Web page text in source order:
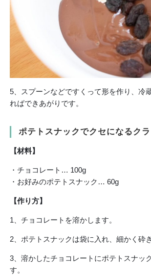
5、スプーンなどですくって形を作り、冷
ればできあがりです。
ポテトスナックでクセになるク
【材料】
・チョコレート… 100g
・お好みのポテトスナック… 60g
【作り方】
1、チョコレートを溶かします。
2、ポテトスナックは袋に入れ、細かく砕
3、溶かしたチョコレートにポテトスナッ
す。